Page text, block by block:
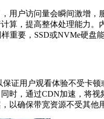
户访问量会瞬间激增，
算，提高整体处理能力
重要，SSD或NVMe硬盘
用户观看体验不受卡顿
时，通过CDN加速，将
以确保带宽资源不受其他